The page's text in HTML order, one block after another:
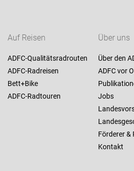
Auf Reisen
ADFC-Qualitätsradrouten
ADFC-Radreisen
Bett+Bike
ADFC-Radtouren
Über uns
Über den
ADFC vor
Jobs
Förderer &
Kontakt